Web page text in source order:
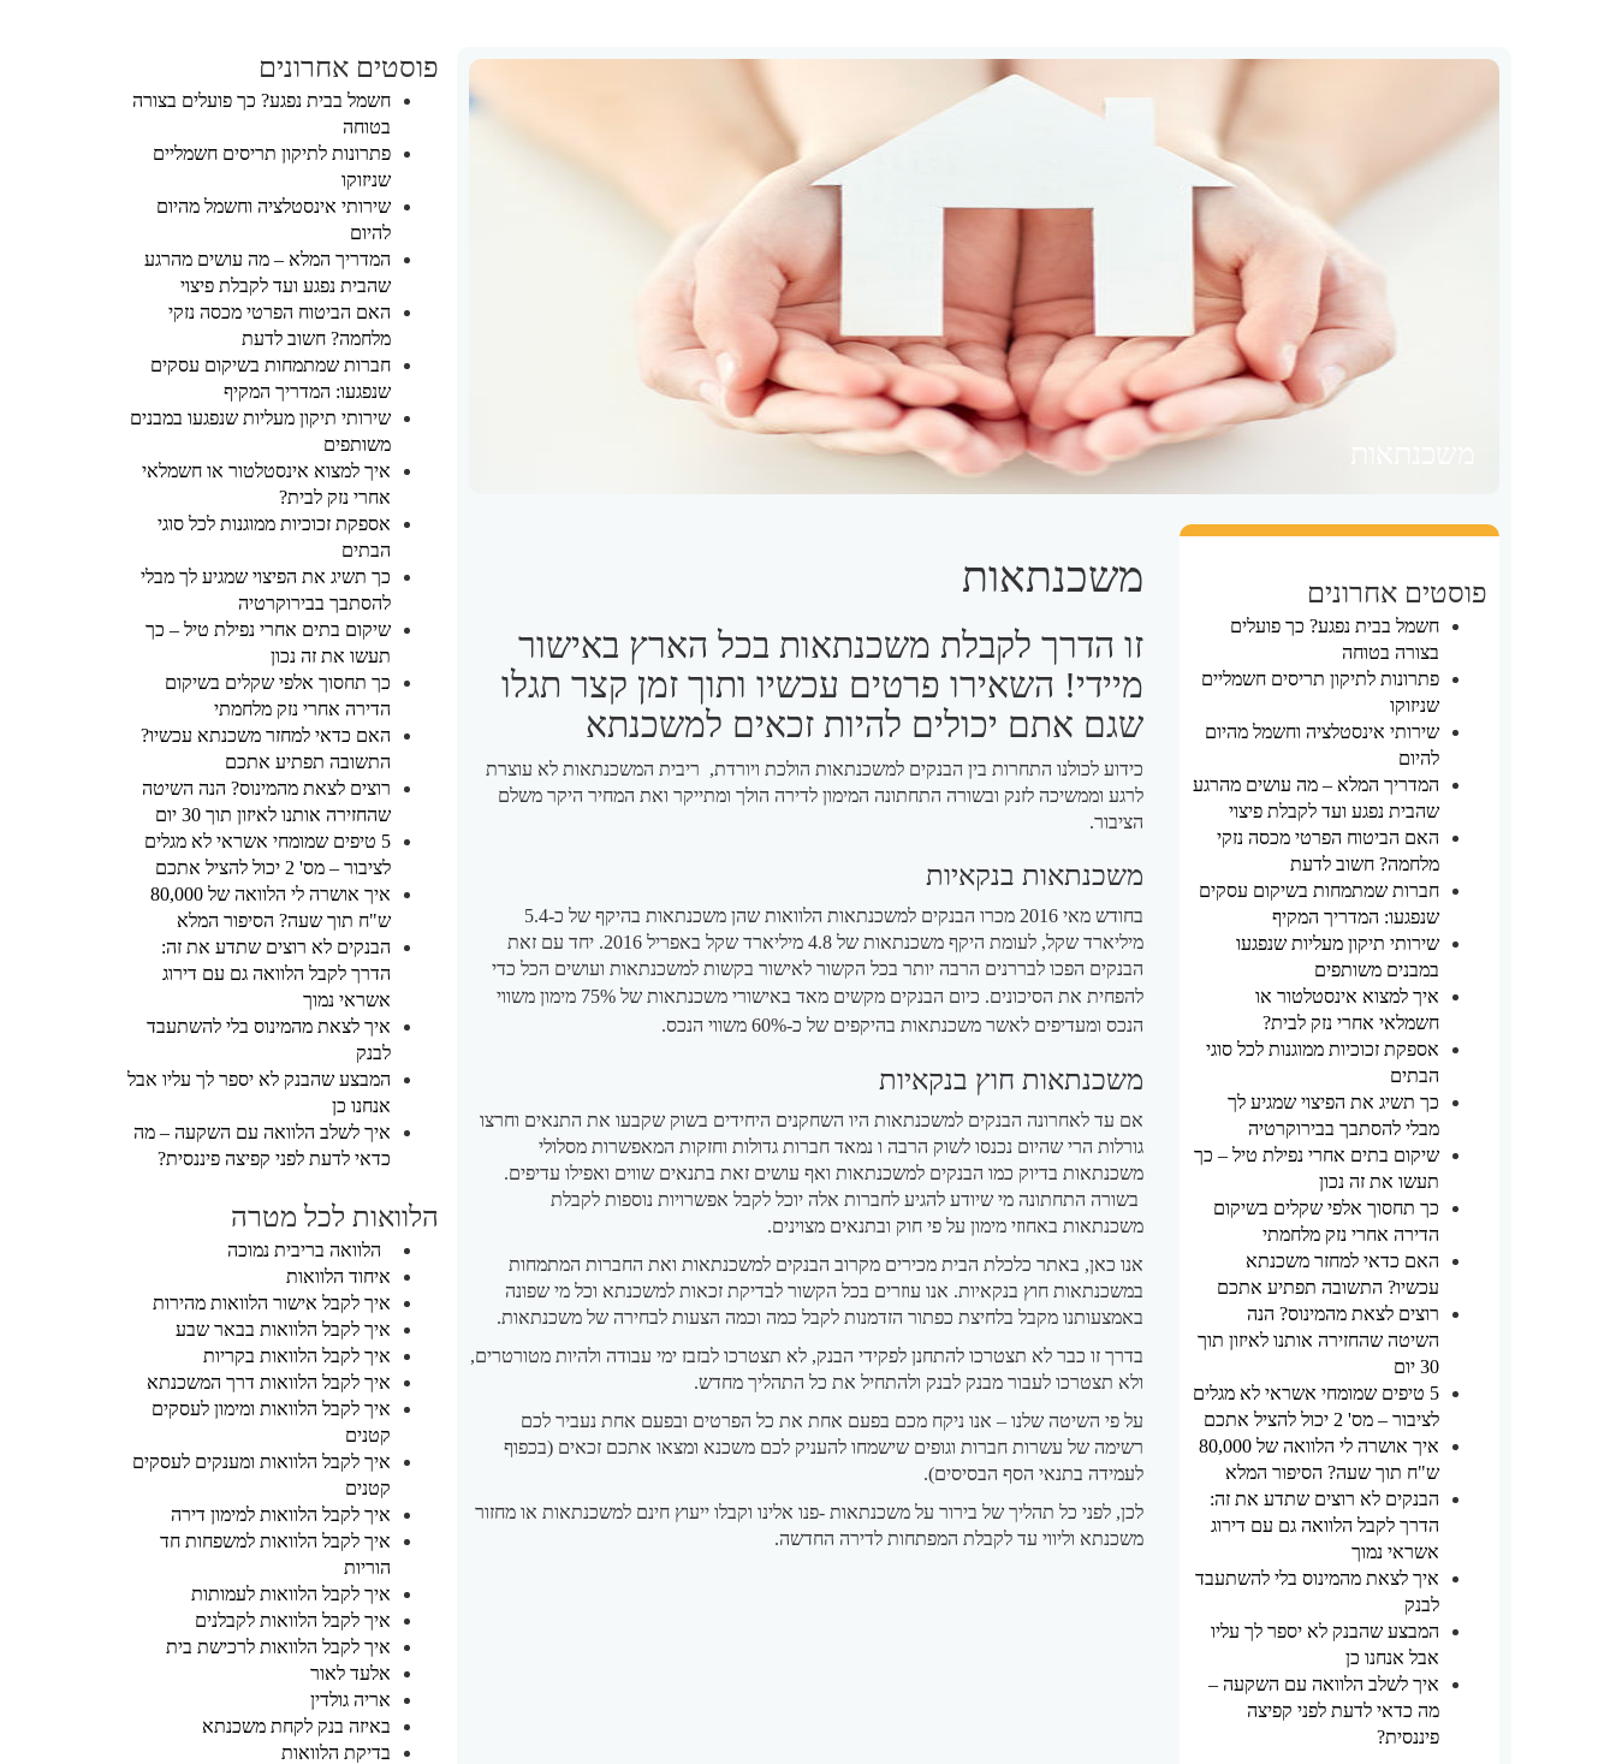
משכנתאות
זו הדרך לקבלת משכנתאות בכל הארץ באישור
מיידי! השאירו פרטים עכשיו ותוך זמן קצר תגלו
שגם אתם יכולים להיות זכאים למשכנתא
כידוע לכולנו התחרות בין הבנקים למשכנתאות הולכת ויורדת, ריבית המשכנתאות לא עוצרת
לרגע וממשיכה לזנק ובשורה התחתונה המימון לדירה הולך ומתייקר ואת המחיר היקר משלם
הציבור.
משכנתאות בנקאיות
בחודש מאי 2016 מכרו הבנקים למשכנתאות הלוואות שהן משכנתאות בהיקף של כ-5.4
מיליארד שקל, לעומת היקף משכנתאות של 4.8 מיליארד שקל באפריל 2016. יחד עם זאת
הבנקים הפכו לבררנים הרבה יותר בכל הקשור לאישור בקשות למשכנתאות ועושים הכל כדי
להפחית את הסיכונים. כ
יום הבנקים מקשים מאד באישורי משכנתאות של 75% מימון משווי
הנכס ומעדיפים לאשר משכנתאות בהיקפים של כ-60% משווי הנכס.
משכנתאות חוץ בנקאיות
אם עד לאחרונה הבנקים למשכנתאות היו השחקנים היחידים בשוק שקבעו את התנאים וחרצו
גורלות הרי שהיום נכנסו לשוק הרבה ו נמאד חברות גדולות וחזקות המאפשרות מסלולי
משכנתאות בדיוק כמו הבנקים למשכנתאות ואף עושים זאת בתנאים שווים ואפילו עדיפים.
בשורה התחתונה מי שיודע להגיע לחברות אלה יוכל לקבל אפשרויות נוספות לקבלת
משכנתאות באחוזי מימון על פי חוק ובתנאים מצוינים.
אנו כאן, באתר כלכלת הבית מכירים מקרוב הבנקים למשכנתאות ואת החברות המתמחות
במשכנתאות חוץ בנקאיות. אנו עוזרים בכל הקשור לבדיקת זכאות למשכנתא וכל מי שפונה
באמצעותנו מקבל בלחיצת כפתור הזדמנות לקבל כמה וכמה הצעות לבחירה של משכנתאות.
בדרך זו כבר לא תצטרכו להתחנן לפקידי הבנק, לא תצטרכו לבזבז ימי עבודה ולהיות מטורטרים,
ולא תצטרכו לעבור מבנק לבנק ולהתחיל את כל התהליך מחדש.
על פי השיטה שלנו – אנו ניקח מכם בפעם אחת את כל הפרטים ובפעם אחת נעביר לכם
רשימה של עשרות חברות וגופים שישמחו להעניק לכם משכנא ומצאו אתכם זכאים (בכפוף
לעמידה בתנאי הסף הבסיסים).
לכן, לפני כל תהליך של בירור על משכנתאות -פנו אלינו וקבלו ייעוץ חינם למשכנתאות או מחזור
משכנתא וליווי עד לקבלת המפתחות לדירה החדשה.
פוסטים אחרונים
חשמל בבית נפגע? כך פועלים
בצורה בטוחה
פתרונות לתיקון תריסים חשמליים
שניזוקו
שירותי אינסטלציה וחשמל מהיום
להיום
המדריך המלא – מה עושים מהרגע
שהבית נפגע ועד לקבלת פיצוי
האם הביטוח הפרטי מכסה נזקי
מלחמה? חשוב לדעת
חברות שמתמחות בשיקום עסקים
שנפגעו: המדריך המקיף
שירותי תיקון מעליות שנפגעו
במבנים משותפים
איך למצוא אינסטלטור או
חשמלאי אחרי נזק לבית?
אספקת זכוכיות ממוגנות לכל סוגי
הבתים
כך תשיג את הפיצוי שמגיע לך
מבלי להסתבך בבירוקרטיה
שיקום בתים אחרי נפילת טיל – כך
תעשו את זה נכון
כך תחסוך אלפי שקלים בשיקום
הדירה אחרי נזק מלחמתי
האם כדאי למחזר משכנתא
עכשיו? התשובה תפתיע אתכם
רוצים לצאת מהמינוס? הנה
השיטה שהחזירה אותנו לאיזון תוך
30 יום
5 טיפים שמומחי אשראי לא מגלים
לציבור – מס' 2 יכול להציל אתכם
איך אושרה לי הלוואה של 80,000
ש"ח תוך שעה? הסיפור המלא
הבנקים לא רוצים שתדע את זה:
הדרך לקבל הלוואה גם עם דירוג
אשראי נמוך
איך לצאת מהמינוס בלי להשתעבד
לבנק
המבצע שהבנק לא יספר לך עליו
אבל אנחנו כן
איך לשלב הלוואה עם השקעה –
מה כדאי לדעת לפני קפיצה
פיננסית?
פוסטים אחרונים
חשמל בבית נפגע? כך פועלים בצורה
בטוחה
פתרונות לתיקון תריסים חשמליים
שניזוקו
שירותי אינסטלציה וחשמל מהיום
להיום
המדריך המלא – מה עושים מהרגע
שהבית נפגע ועד לקבלת פיצוי
האם הביטוח הפרטי מכסה נזקי
מלחמה? חשוב לדעת
חברות שמתמחות בשיקום עסקים
שנפגעו: המדריך המקיף
שירותי תיקון מעליות שנפגעו במבנים
משותפים
איך למצוא אינסטלטור או חשמלאי
אחרי נזק לבית?
אספקת זכוכיות ממוגנות לכל סוגי
הבתים
כך תשיג את הפיצוי שמגיע לך מבלי
להסתבך בבירוקרטיה
שיקום בתים אחרי נפילת טיל – כך
תעשו את זה נכון
כך תחסוך אלפי שקלים בשיקום
הדירה אחרי נזק מלחמתי
האם כדאי למחזר משכנתא עכשיו?
התשובה תפתיע אתכם
רוצים לצאת מהמינוס? הנה השיטה
שהחזירה אותנו לאיזון תוך 30 יום
5 טיפים שמומחי אשראי לא מגלים
לציבור – מס' 2 יכול להציל אתכם
איך אושרה לי הלוואה של 80,000
ש"ח תוך שעה? הסיפור המלא
הבנקים לא רוצים שתדע את זה:
הדרך לקבל הלוואה גם עם דירוג
אשראי נמוך
איך לצאת מהמינוס בלי להשתעבד
לבנק
המבצע שהבנק לא יספר לך עליו אבל
אנחנו כן
איך לשלב הלוואה עם השקעה – מה
כדאי לדעת לפני קפיצה פיננסית?
הלוואות לכל מטרה
הלוואה בריבית נמוכה
איחוד הלוואות
איך לקבל אישור הלוואות מהירות
איך לקבל הלוואות בבאר שבע
איך לקבל הלוואות בקריות
איך לקבל הלוואות דרך המשכנתא
איך לקבל הלוואות ומימון לעסקים
קטנים
איך לקבל הלוואות ומענקים לעסקים
קטנים
איך לקבל הלוואות למימון דירה
איך לקבל הלוואות למשפחות חד
הוריות
איך לקבל הלוואות לעמותות
איך לקבל הלוואות לקבלנים
איך לקבל הלוואות לרכישת בית
אלעד לאור
אריה גולדין
באיזה בנק לקחת משכנתא
בדיקת הלוואות